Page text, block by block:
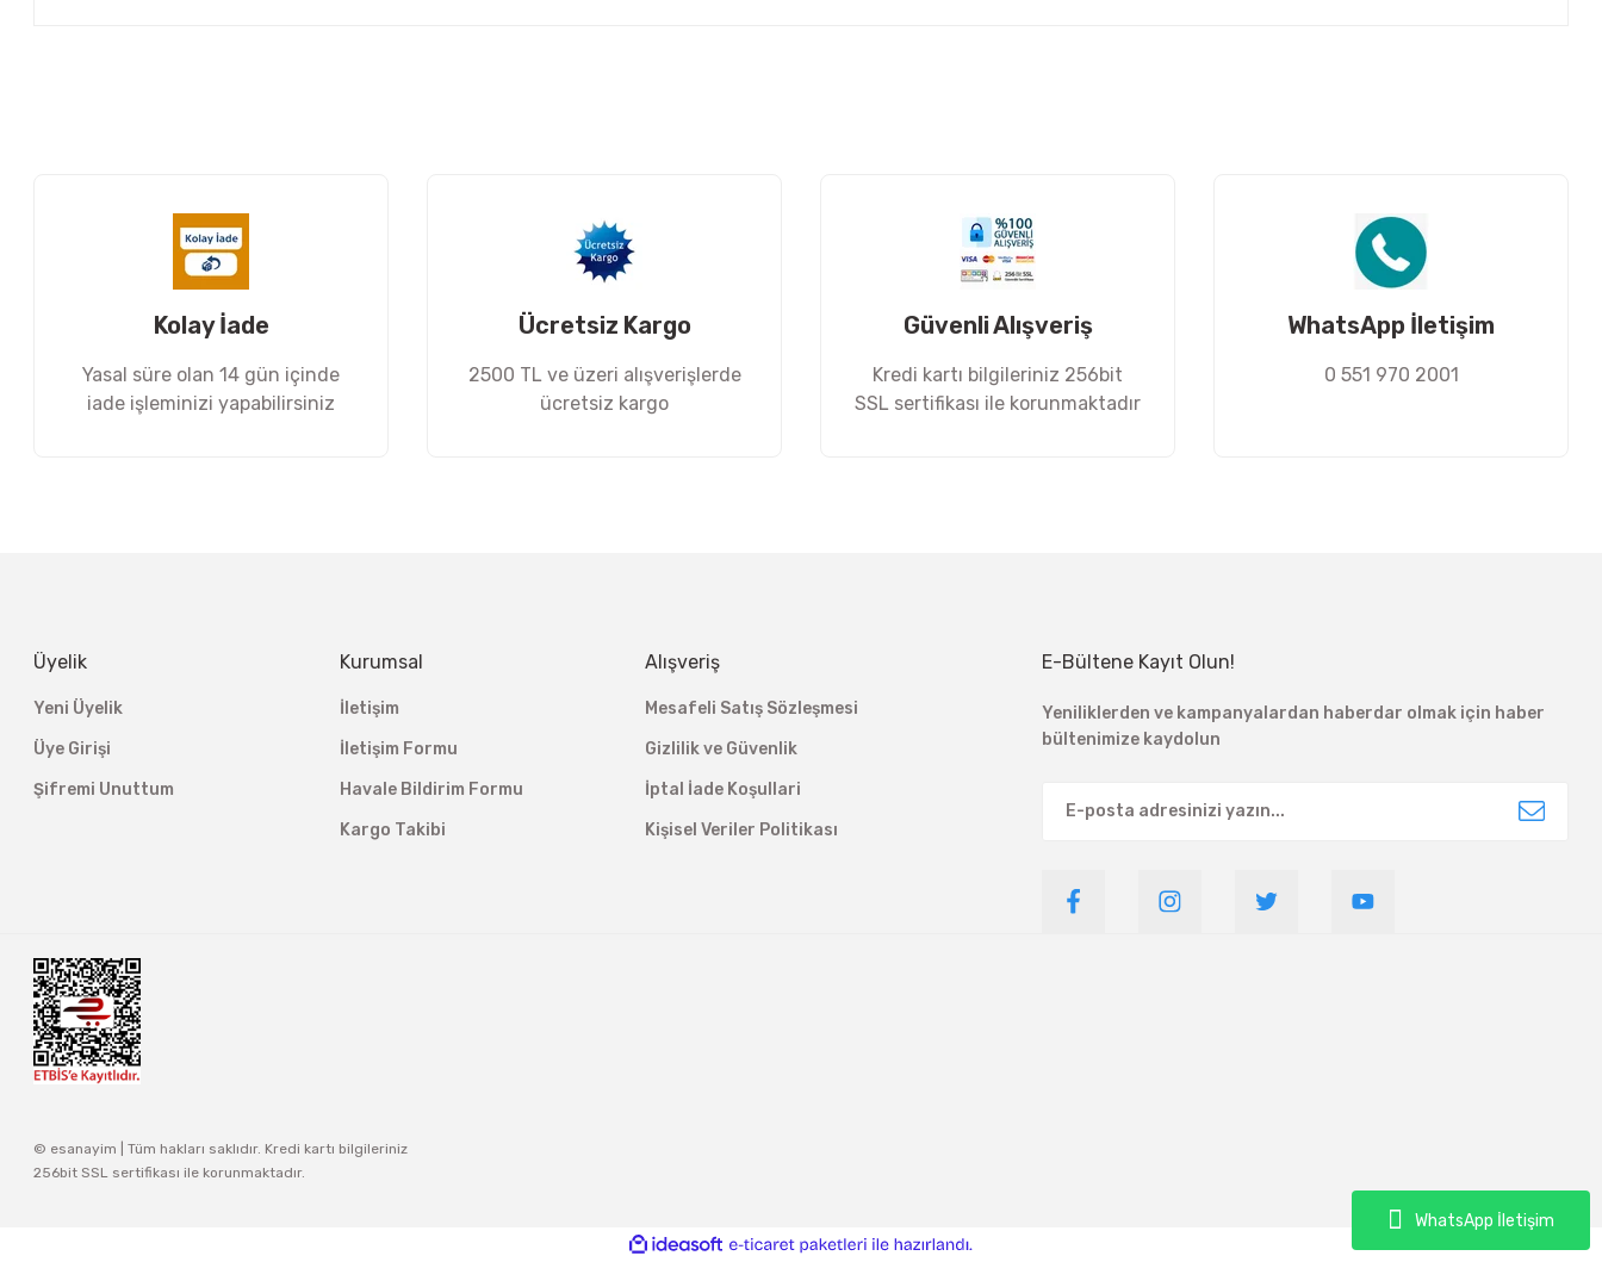
WhatsApp İletişim
Ürün fiyatı diğer sitelerden daha pahalı.
Kolay İade
Yasal süre olan 14 gün içinde
iade işleminizi yapabilirsiniz
Ücretsiz Kargo
2500 TL ve üzeri alışverişlerde
ücretsiz kargo
Güvenli Alışveriş
Kredi kartı bilgileriniz 256bit
SSL sertifikası ile korunmaktadır
WhatsApp İletişim
0 551 970 2001
Üyelik
Yeni Üyelik
Üye Girişi
Şifremi Unuttum
Kurumsal
İletişim
İletişim Formu
Havale Bildirim Formu
Kargo Takibi
Alışveriş
Mesafeli Satış Sözleşmesi
Gizlilik ve Güvenlik
İptal İade Koşullari
Kişisel Veriler Politikası
E-Bültene Kayıt Olun!
Yeniliklerden ve kampanyalardan haberdar olmak için haber
bültenimize kaydolun
© esanayim | Tüm hakları saklıdır. Kredi kartı bilgileriniz
256bit SSL sertifikası ile korunmaktadır.
ideasoft
e-